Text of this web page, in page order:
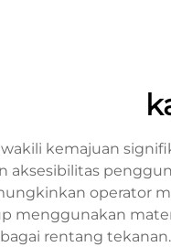
kemajuan
aksesibilitas
operator
menggunakan
rentang